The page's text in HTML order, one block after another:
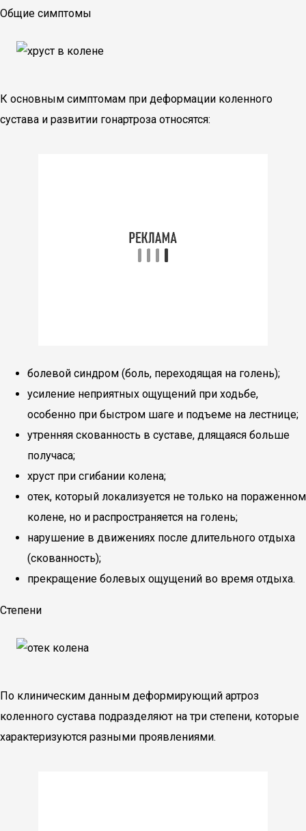
Общие симптомы
К основным симптомам при деформации коленного
сустава и развитии гонартроза относятся:
болевой синдром (боль, переходящая на голень);
усиление неприятных ощущений при ходьбе,
особенно при быстром шаге и подъеме на лестнице;
утренняя скованность в суставе, длящаяся больше
получаса;
хруст при сгибании колена;
отек, который локализуется не только на пораженном
колене, но и распространяется на голень;
нарушение в движениях после длительного отдыха
(скованность);
прекращение болевых ощущений во время отдыха.
Степени
По клиническим данным деформирующий артроз
коленного сустава подразделяют на три степени, которые
характеризуются разными проявлениями.